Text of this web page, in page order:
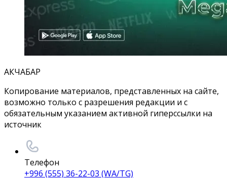
АКЧАБАР
Копирование материалов, представленных на сайте,
возможно только с разрешения редакции и с
обязательным указанием активной гиперссылки на
источник
Телефон
+996 (555) 36-22-03 (WA/TG)